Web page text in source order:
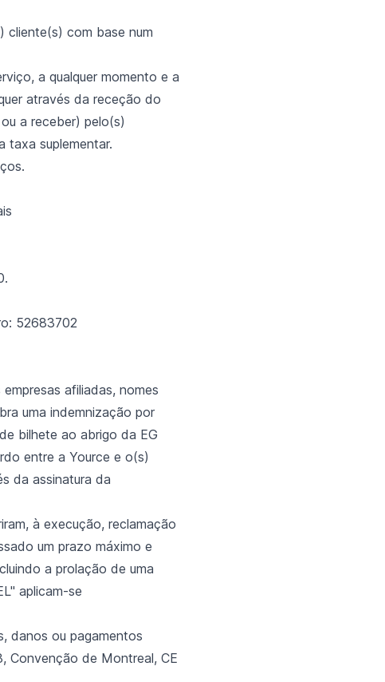
cliente(s) com base num
a qualquer momento e a
através da receção do
a receber) pelo(s)
taxa suplementar.
52683702
afiliadas, nomes
uma indemnização por
bilhete ao abrigo da EG
entre a Yource e o(s)
da assinatura da
à execução, reclamação
um prazo máximo e
a prolação de uma
aplicam-se
danos ou pagamentos
Convenção de Montreal, CE